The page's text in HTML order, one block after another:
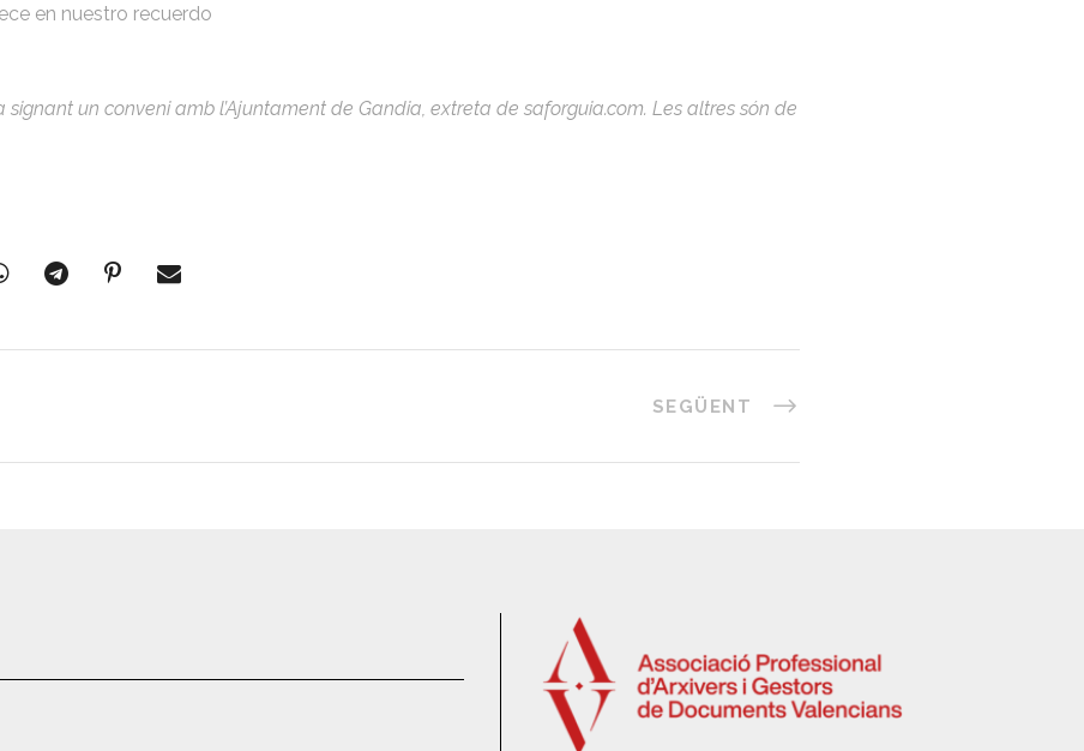
en nuestro recuerdo
signant un conveni amb l’Ajuntament de Gandia, extreta de saforguia.com. Les altres són de
SEGÜENT